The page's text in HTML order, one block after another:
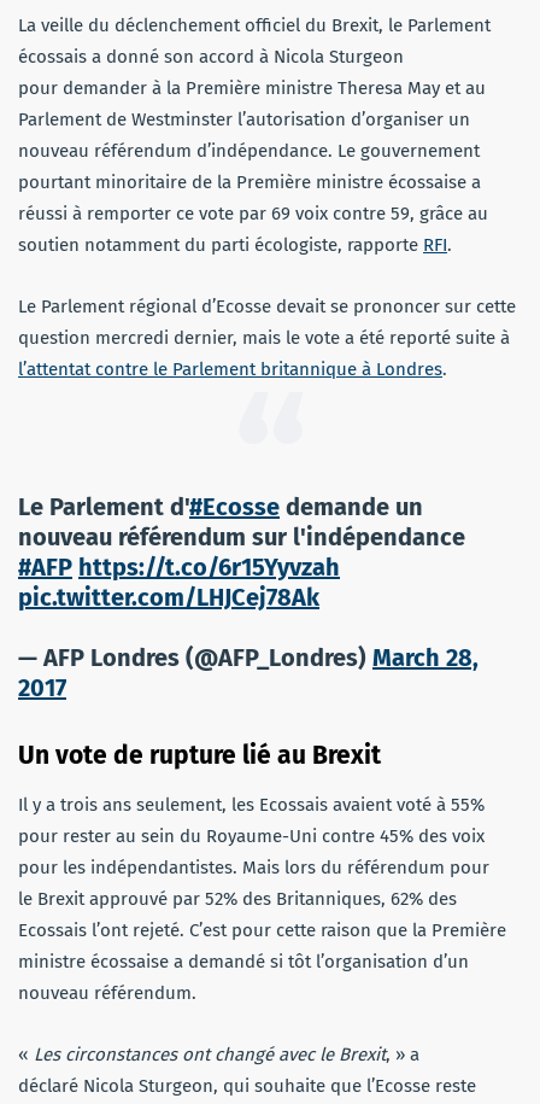
La veille du déclenchement officiel du Brexit, le Parlement
écossais a donné son accord à Nicola Sturgeon
pour demander à la Première ministre Theresa May et au
Parlement de Westminster l’autorisation d’organiser un
nouveau référendum d’indépendance. Le gouvernement
pourtant minoritaire de la Première ministre écossaise a
réussi à remporter ce vote par 69 voix contre 59, grâce au
soutien notamment du parti écologiste, rapporte RFI.
Le Parlement régional d’Ecosse devait se prononcer sur cette
question mercredi dernier, mais le vote a été reporté suite à
l’attentat contre le Parlement britannique à Londres.
Le Parlement d'#Ecosse demande un
nouveau référendum sur l'indépendance
#AFP https://t.co/6r15Yyvzah
pic.twitter.com/LHJCej78Ak
— AFP Londres (@AFP_Londres) March 28,
2017
Un vote de rupture lié au Brexit
Il y a trois ans seulement, les Ecossais avaient voté à 55%
pour rester au sein du Royaume-Uni contre 45% des voix
pour les indépendantistes. Mais lors du référendum pour
le Brexit approuvé par 52% des Britanniques, 62% des
Ecossais l’ont rejeté. C’est pour cette raison que la Première
ministre écossaise a demandé si tôt l’organisation d’un
nouveau référendum.
« Les circonstances ont changé avec le Brexit, » a
déclaré Nicola Sturgeon, qui souhaite que l’Ecosse reste